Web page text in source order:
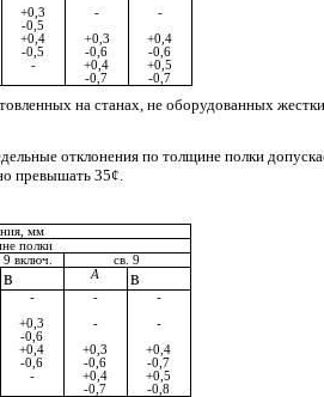
+0,3
-0,5
-
-
+0,4
-0,5
+0,3
-0,6
+0,4
-0,6
-
+0,4
-0,7
+0,5
-0,7
на станах, не оборудованных
отклонения по толщине полки
превышать 35¢
мм
полки
включ.
св. 9
в A в
- -
-
+0,3
-0,6
-
-
+0,4
-0,6
+0,3
-0,6
+0,4
-0,7
-
+0,4
-0,7
+0,5
-0,8